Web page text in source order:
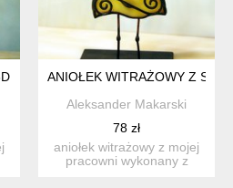
WETERYNARZ
ANIOŁEK WITRAŻOWY Z
Aleksander Makarski
78 zł
aniołek witrażowy z mojej
pracowni wykonany z